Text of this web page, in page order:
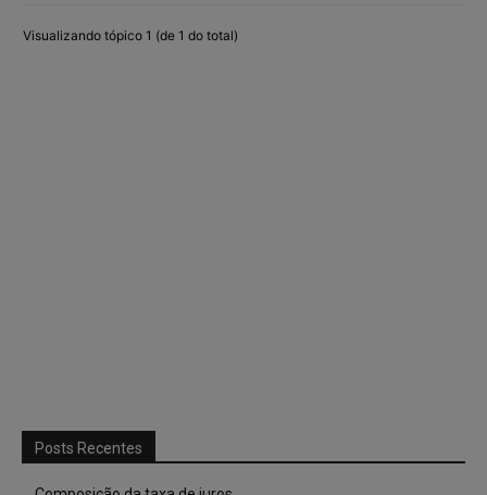
Visualizando tópico 1 (de 1 do total)
Posts Recentes